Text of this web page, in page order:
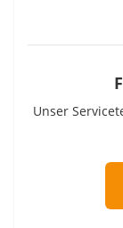
Unser